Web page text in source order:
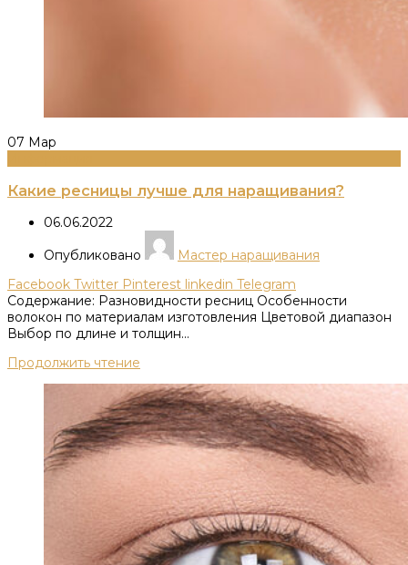
07 Мар
Какие ресницы лучше для наращивания?
06.06.2022
Опубликовано
Мастер наращивания
Facebook Twitter Pinterest linkedin Telegram
Содержание: Разновидности ресниц Особенности
волокон по материалам изготовления Цветовой диапазон
Выбор по длине и толщин...
Продолжить чтение